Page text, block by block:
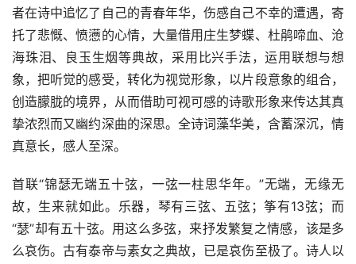
者在诗中追忆了自己的青春年华，伤感自己不幸的遭遇，寄
托了悲慨、愤懑的心情，大量借用庄生梦蝶、杜鹃啼血、沧
海珠泪、良玉生烟等典故，采用比兴手法，运用联想与想
象，把听觉的感受，转化为视觉形象，以片段意象的组合，
创造朦胧的境界，从而借助可视可感的诗歌形象来传达其真
挚浓烈而又幽约深曲的深思。全诗词藻华美，含蓄深沉，情
真意长，感人至深。
首联“锦瑟无端五十弦，一弦一柱思华年。”无端，无缘无
故，生来就如此。乐器，琴有三弦、五弦；筝有13弦；而
“瑟”却有五十弦。用这么多弦，来抒发繁复之情感，该是多
么哀伤。古有泰帝与素女之典故，已是哀伤至极了。诗人以